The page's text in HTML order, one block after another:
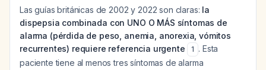
Las guías británicas de 2002 y 2022 son claras: la
dispepsia combinada con UNO O MÁS síntomas de
alarma (pérdida de peso, anemia, anorexia, vómitos
recurrentes) requiere referencia urgente
1 . Esta
paciente tiene al menos tres síntomas de alarma